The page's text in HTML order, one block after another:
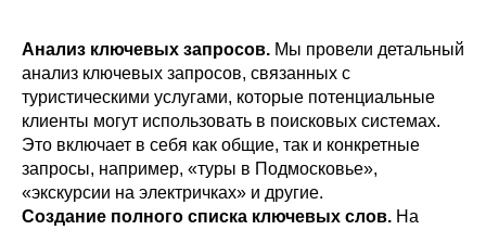
Анализ ключевых запросов. Мы провели детальный
анализ ключевых запросов, связанных с
туристическими услугами, которые потенциальные
клиенты могут использовать в поисковых системах.
Это включает в себя как общие, так и конкретные
запросы, например, «туры в Подмосковье»,
«экскурсии на электричках» и другие.
Создание полного списка ключевых слов. На